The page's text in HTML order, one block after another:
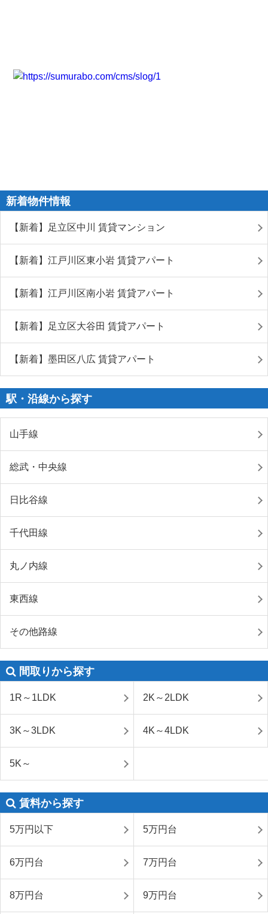
新着物件情報
【新着】足立区中川 賃貸マンション
【新着】江戸川区東小岩 賃貸アパート
【新着】江戸川区南小岩 賃貸アパート
【新着】足立区大谷田 賃貸アパート
【新着】墨田区八広 賃貸アパート
駅・沿線から探す
山手線
総武・中央線
日比谷線
千代田線
丸ノ内線
東西線
その他路線
間取りから探す
1R～1LDK 2K～2LDK
3K～3LDK 4K～4LDK
5K～
賃料から探す
5万円以下 5万円台
6万円台 7万円台
8万円台 9万円台